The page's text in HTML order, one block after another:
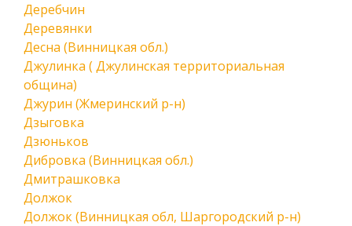
Деребчин
Деревянки
Десна (Винницкая обл.)
Джулинка ( Джулинская территориальная
община)
Джурин (Жмеринский р-н)
Дзыговка
Дзюньков
Дибровка (Винницкая обл.)
Дмитрашковка
Должок
Должок (Винницкая обл, Шаргородский р-н)